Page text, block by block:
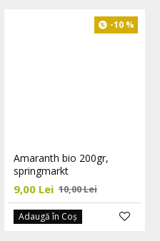
-10 %
Amaranth bio 200gr,
springmarkt
9,00 Lei 10,00 Lei
Adaugă în Coş